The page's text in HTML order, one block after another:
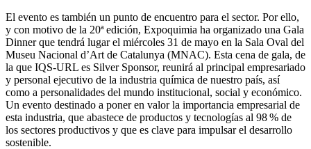
El evento es también un punto de encuentro para el sector. Por ello,
y con motivo de la 20ª edición, Expoquimia ha organizado una Gala
Dinner que tendrá lugar el miércoles 31 de mayo en la Sala Oval del
Museu Nacional d’Art de Catalunya (MNAC). Esta cena de gala, de
la que IQS-URL es Silver Sponsor, reunirá al principal empresariado
y personal ejecutivo de la industria química de nuestro país, así
como a personalidades del mundo institucional, social y económico.
Un evento destinado a poner en valor la importancia empresarial de
esta industria, que abastece de productos y tecnologías al 98 % de
los sectores productivos y que es clave para impulsar el desarrollo
sostenible.